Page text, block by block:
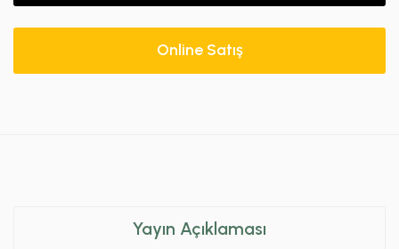
Online Satış
Yayın Açıklaması